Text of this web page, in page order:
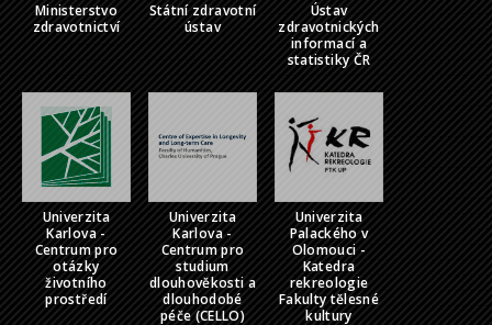
Ministerstvo
zdravotnictví
Státní zdravotní
ústav
Ústav
zdravotnických
informací a
statistiky ČR
Univerzita
Karlova -
Centrum pro
otázky
životního
prostředí
Univerzita
Karlova -
Centrum pro
studium
dlouhověkosti a
dlouhodobé
péče (CELLO)
Univerzita
Palackého v
Olomouci -
Katedra
rekreologie
Fakulty tělesné
kultury